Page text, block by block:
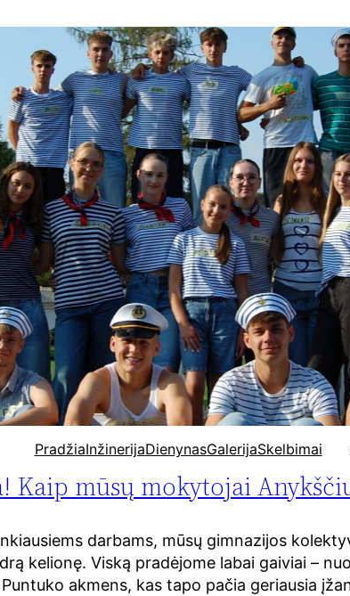
PradžiaInžinerijaDienynasGalerijaSkelbimai
a
i
e
k
a
Kaip mūsų mokytojai
darbams, mūsų gimnazijos
kelionę. Viską pradėjome labai gaiviai –
akmens, kas tapo pačia geriausia